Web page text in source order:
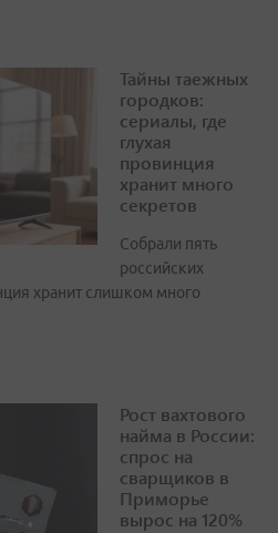
Тайны таежных
городков:
сериалы, где
глухая
провинция
хранит много
секретов
Собрали пять
российских
хранит слишком много
Рост вахтового
найма в России:
спрос на
сварщиков в
Приморье
вырос на 120%